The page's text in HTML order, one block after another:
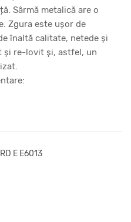
E E6013
Sârmă metalică are o
Zgura este ușor de
înaltă calitate, netede și
și re-lovit și, astfel, un